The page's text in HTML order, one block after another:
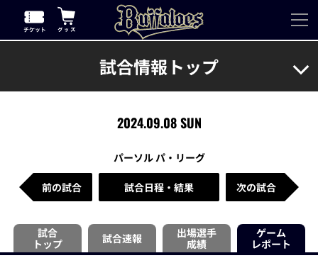
試合情報トップ
2024.09.08 SUN
パーソル パ・リーグ
前の試合 試合日程・結果 次の試合
試合
トップ
試合速報
出場選手
成績
ゲーム
レポート